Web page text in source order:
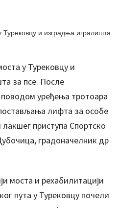
у Турековцу и
за псе. После
уређења тротоара
лифта за особе
приступа Спортско
градоначелник др
моста и рехабилитацији
пута у Турековцу почели